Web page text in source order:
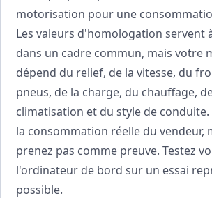
motorisation pour une
Les valeurs d'homologation servent
dans un cadre commun, mais votre
dépend du relief, de la vitesse, du
pneus, de la charge, du chauffage,
climatisation et du style de conduite.
la consommation réelle du vendeur,
prenez pas comme preuve. Testez
l'ordinateur de bord sur un essai
possible.